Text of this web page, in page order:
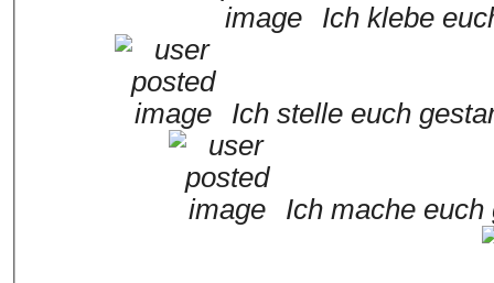
Ich klebe
Ich stelle euch
Ich mache